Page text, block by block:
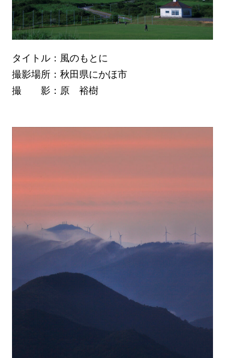
タイトル：風のもとに
撮影場所：秋田県にかほ市
撮 影：原 裕樹